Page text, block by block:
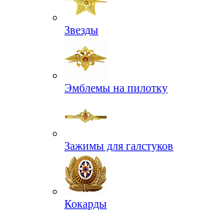
Звезды
Эмблемы на пилотку
Зажимы для галстуков
Кокарды